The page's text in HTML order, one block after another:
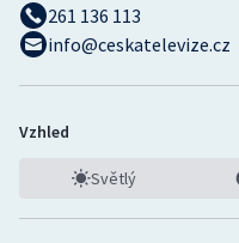
261 136 113
info@ceskatelevize.cz
Vzhled
Světlý